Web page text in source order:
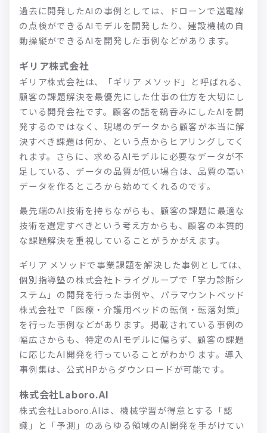
過去に開発したAIの事例としては、ドローンで送電線
の点検ができるAIモデルを開発したり、建設機械の自
動操縦ができるAIを開発した事例などがあります。
ギリア株式会社
ギリア株式会社は、「ギリア メソッド」と呼ばれる、
顧客の課題解決を最優先にした仕事の仕方を大切にし
ている開発会社です。顧客の話を鵜呑みにしたAIを開
発するのではなく、現場のデータから顧客が本当に解
決すべき課題は何か、という点からヒアリングしてく
れます。さらに、求めるAIモデルに必要なデータが不
足している、データの品質が低い場合は、品質の高い
データを作るところから始めてくれるのです。
最先端のAI技術を持ちながらも、顧客の課題に最適な
技術を選定すべきという考え方からも、顧客の本質的
な課題解決を重視していることがうかがえます。
ギリア メソッドで事業課題を解決した事例としては、
個別指導塾の株式会社トライグループで「学力診断シ
ステム」の開発を行った事例や、パラマウントベッド
株式会社で「医療・介護用ベッドの転倒・転落対策」
を行った事例などがあります。掲載されている事例の
幅広さからも、特定のAIモデルに偏らず、顧客の課題
に応じたAI開発を行っていることがわかります。導入
事例集は、公式HPからダウンロードが可能です。
株式会社Laboro.AI
株式会社Laboro.AIは、機械学習が得意とする「認
識」と「予測」のあらゆる領域のAI開発を手がけてい